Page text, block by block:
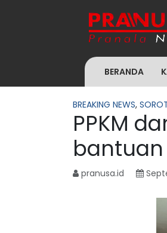
BERANDA
BREAKING NEWS,
PPKM
pranusa.id